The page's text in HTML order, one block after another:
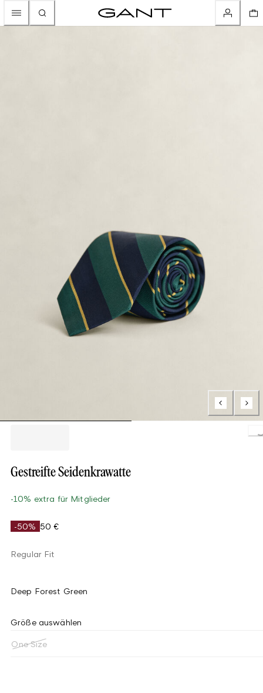
Gestreifte Seidenkrawatte
-10% extra für Mitglieder
-50% 50 €
Regular Fit
Deep Forest Green
Größe auswählen
One Size